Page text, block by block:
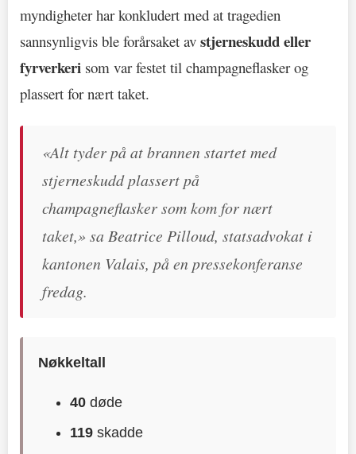
myndigheter har konkludert med at tragedien
sannsynligvis ble forårsaket av stjerneskudd eller
fyrverkeri som var festet til champagneflasker og
plassert for nært taket.
«Alt tyder på at brannen startet med
stjerneskudd plassert på
champagneflasker som kom for nært
taket,» sa Beatrice Pilloud, statsadvokat i
kantonen Valais, på en pressekonferanse
fredag.
Nøkkeltall
40 døde
119 skadde